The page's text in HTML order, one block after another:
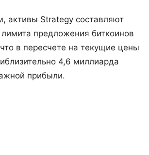
активы Strategy составляют
предложения биткоинов
в пересчете на текущие цены
4,6 миллиарда
прибыли.